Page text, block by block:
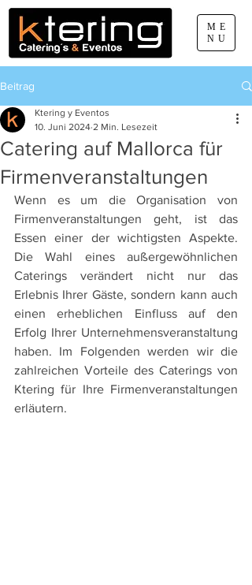
ME
NU
660 077 888
pep.sabater@ktering.net
Beitrag
Catering auf Mallorca für
Firmenveranstaltungen
Ktering y Eventos
10. Juni 2024 2 Min. Lesezeit
Wenn es um die Organisation von
Firmenveranstaltungen geht, ist das
Essen einer der wichtigsten Aspekte.
Die Wahl eines außergewöhnlichen
Caterings verändert nicht nur das
Erlebnis Ihrer Gäste, sondern kann auch
einen erheblichen Einfluss auf den
Erfolg Ihrer Unternehmensveranstaltung
haben. Im Folgenden werden wir die
zahlreichen Vorteile des Caterings von
Ktering für Ihre Firmenveranstaltungen
erläutern.